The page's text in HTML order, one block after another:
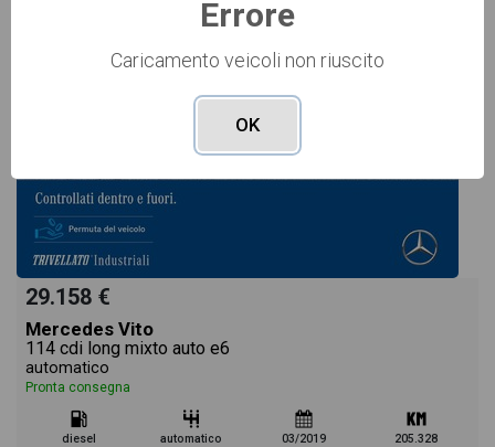
29.158 €
Mercedes Vito
114 cdi long mixto auto e6
automatico
Pronta consegna
diesel automatico 03/2019 205.328
Errore
Caricamento veicoli non riuscito
OK